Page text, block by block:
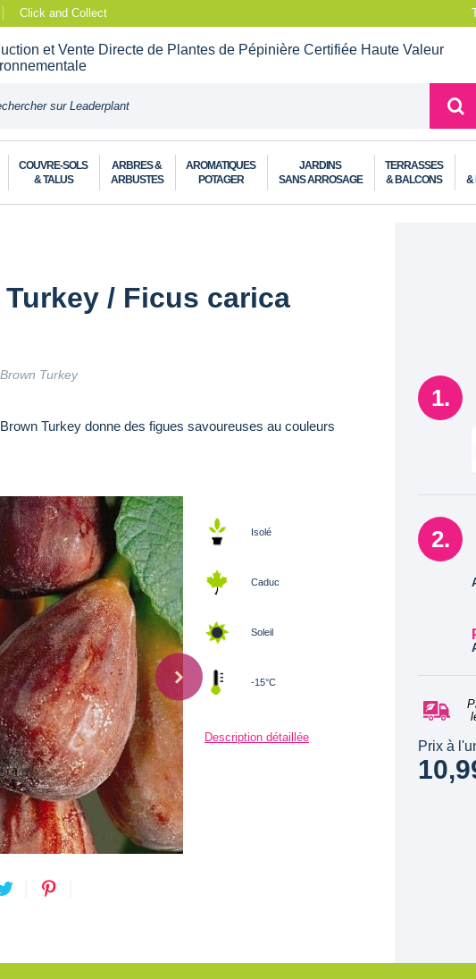
Click and Collect
et Vente Directe de Plantes de Pépinière Certifiée Haute Valeur
COUVRE-SOLS
& TALUS
ARBRES &
ARBUSTES
AROMATIQUES
POTAGER
JARDINS
SANS ARROSAGE
TERRASSES
& BALCONS
&
/ Ficus carica
Turkey
Turkey donne des figues savoureuses au couleurs
Isolé
Caduc
Soleil
-15°C
Description détaillée
Prix à